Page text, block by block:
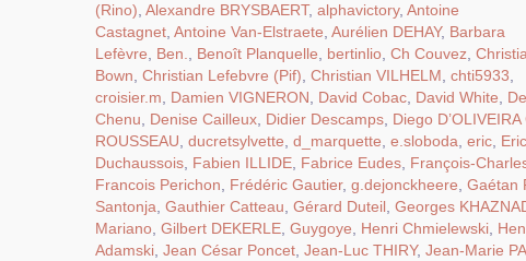
(Rino) Alexandre BRYSBAERT, alphavictory, Antoine
Castagnet Antoine Van-Elstraete Aurélien DEHAY, Barbara
Lefèvre
Ben. Benoît Planquelle bertinlio Ch Couvez
Bown Christian Lefebvre (Pif) Christian VILHELM chti5933
croisier.m
Damien VIGNERON David Cobac David White
Chenu
Denise Cailleux Didier Descamps Diego
ROUSSEAU ducretsylvette d_marquette e.sloboda eric
Duchaussois Fabien ILLIDE Fabrice Eudes François-
Francois Perichon
Frédéric Gautier, g.dejonckheere Gaétan
Santonja Gauthier Catteau Gérard Duteil Georges
Mariano Gilbert DEKERLE Guygoye Henri Chmielewski
Adamski Jean César Poncet Jean-Luc THIRY, Jean-Marie